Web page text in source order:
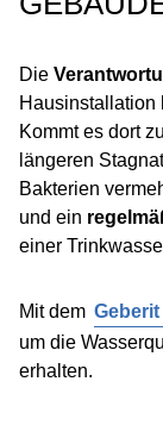
Die
Hausinstallation
Kommt es dort
längeren
Bakterien
und ein
einer
Mit dem
um die
erhalten.